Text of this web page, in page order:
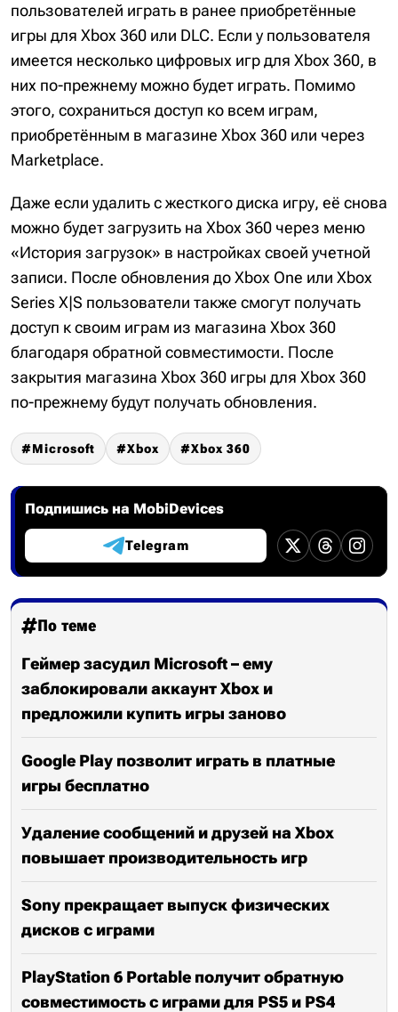
пользователей играть в ранее приобретённые
игры для Xbox 360 или DLC. Если у пользователя
имеется несколько цифровых игр для Xbox 360, в
них по-прежнему можно будет играть. Помимо
этого, сохраниться доступ ко всем играм,
приобретённым в магазине Xbox 360 или через
Marketplace.
Даже если удалить с жесткого диска игру, её снова
можно будет загрузить на Xbox 360 через меню
«История загрузок» в настройках своей учетной
записи. После обновления до Xbox One или Xbox
Series X|S пользователи также смогут получать
доступ к своим играм из магазина Xbox 360
благодаря обратной совместимости. После
закрытия магазина Xbox 360 игры для Xbox 360
по-прежнему будут получать обновления.
Microsoft Xbox Xbox 360
Подпишись на MobiDevices
Telegram
По теме
Геймер засудил Microsoft – ему
заблокировали аккаунт Xbox и
предложили купить игры заново
Google Play позволит играть в платные
игры бесплатно
Удаление сообщений и друзей на Xbox
повышает производительность игр
Sony прекращает выпуск физических
дисков с играми
PlayStation 6 Portable получит обратную
совместимость с играми для PS5 и PS4